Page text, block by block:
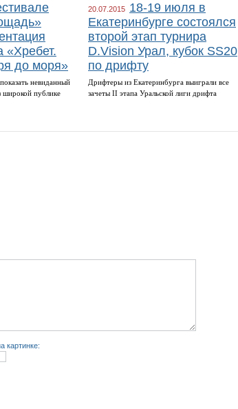
«Хребет.
до моря»
невиданный
широкой публике
20.07.2015 18-19 июля в
Екатеринбурге состоялся
второй этап турнира
D.Vision Урал, кубок SS20
по дрифту
Дрифтеры из Екатеринбурга выиграли все
зачеты II этапа Уральской лиги дрифта
картинке: